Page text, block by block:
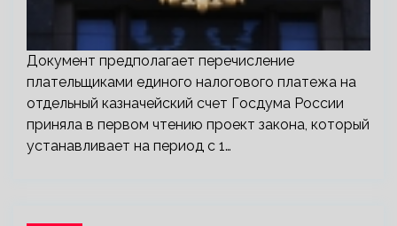
Документ предполагает перечисление
плательщиками единого налогового платежа на
отдельный казначейский счет Госдума России
приняла в первом чтению проект закона, который
устанавливает на период с 1…